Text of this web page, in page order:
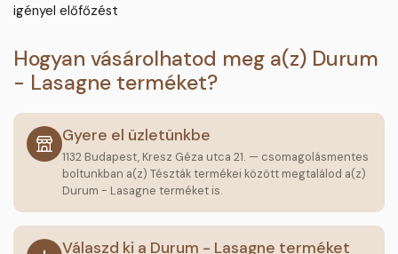
igényel előfőzést
Hogyan vásárolhatod meg a(z) Durum
- Lasagne terméket?
Gyere el üzletünkbe
1132 Budapest, Kresz Géza utca 21. — csomagolásmentes
boltunkban a(z) Tészták termékei között megtalálod a(z)
Durum - Lasagne terméket is.
Válaszd ki a Durum - Lasagne terméket